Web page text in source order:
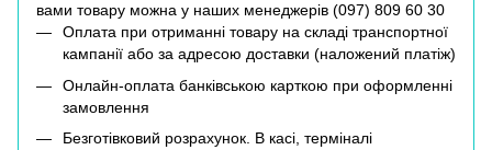
вами товару можна у наших менеджерів (097) 809 60 30
Оплата при отриманні товару на складі транспортної
кампанії або за адресою доставки (наложений платіж)
Онлайн-оплата банківською карткою при оформленні
замовлення
Безготівковий розрахунок. В касі, терміналі